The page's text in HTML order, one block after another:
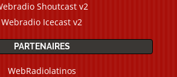
Shoutcast v2
Webradio Icecast v2
PARTENAIRES
WebRadiolatinos